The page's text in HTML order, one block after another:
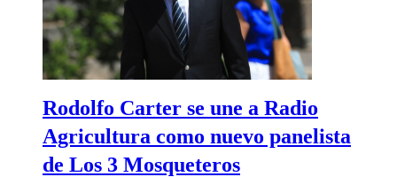
Rodolfo Carter se une a Radio
Agricultura como nuevo panelista
de Los 3 Mosqueteros